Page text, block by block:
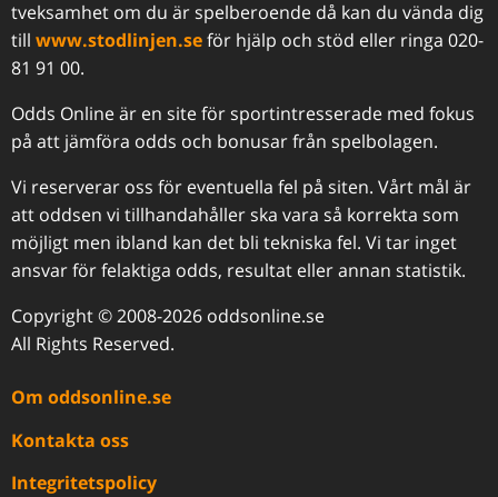
tveksamhet om du är spelberoende då kan du vända dig
till www.stodlinjen.seför hjälp och stöd eller ringa 020-
81 91 00.
Odds Online är en site för sportintresserade med fokus
på att jämföra odds och bonusar från spelbolagen.
Vi reserverar oss för eventuella fel på siten. Vårt mål är
att oddsen vi tillhandahåller ska vara så korrekta som
möjligt men ibland kan det bli tekniska fel. Vi tar inget
ansvar för felaktiga odds, resultat eller annan statistik.
Copyright © 2008-2026 oddsonline.se
All Rights Reserved.
Om oddsonline.se
Kontakta oss
Integritetspolicy